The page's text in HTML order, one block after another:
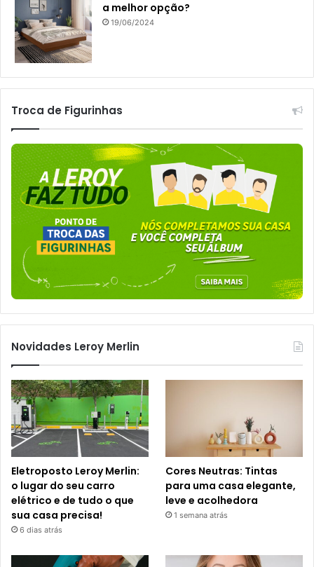
a melhor opção?
19/06/2024
Troca de Figurinhas
Novidades Leroy Merlin
Eletroposto Leroy Merlin:
o lugar do seu carro
elétrico e de tudo o que
sua casa precisa!
6 dias atrás
Cores Neutras: Tintas
para uma casa elegante,
leve e acolhedora
1 semana atrás